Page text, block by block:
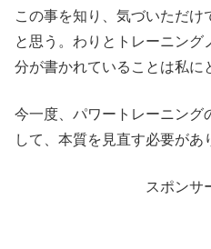
この事を知り、気づいただけ
と思う。わりとトレーニン
分が書かれていることは私に
今一度、パワートレーニング
して、本質を見直す必要があ
スポンサ